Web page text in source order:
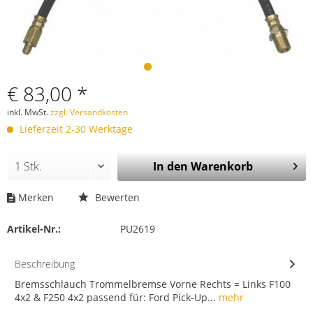
€ 83,00 *
inkl. MwSt.zzgl. Versandkosten
Lieferzeit 2-30 Werktage
In denWarenkorb
Merken Bewerten
Artikel-Nr.: PU2619
Beschreibung
Bremsschlauch Trommelbremse Vorne Rechts = Links F100
4x2 & F250 4x2 passend für: Ford Pick-Up... mehr